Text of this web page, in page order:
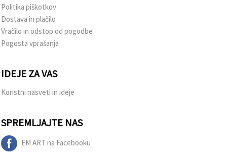
Politika piškotkov
Dostava in plačilo
Vračilo in odstop od pogodbe
Pogosta vprašanja
IDEJE ZA VAS
Koristni nasveti in ideje
SPREMLJAJTE NAS
EM ART na Facebooku